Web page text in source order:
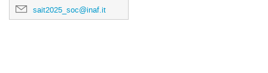
sait2025_soc@inaf.it